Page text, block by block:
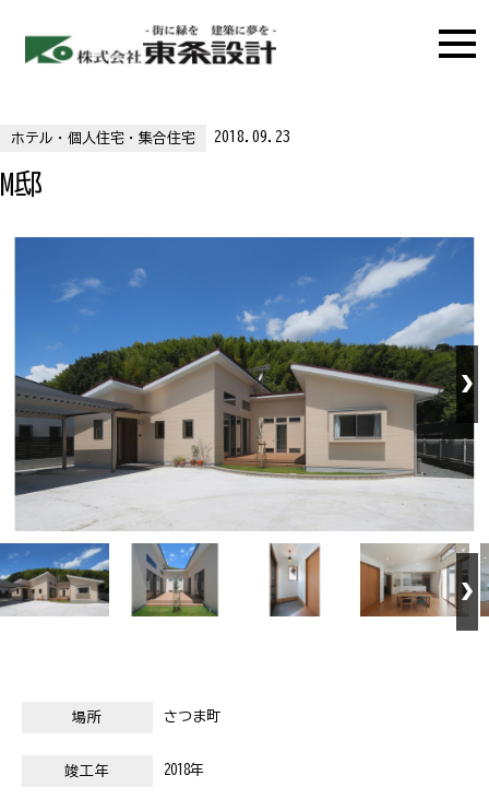
ホテル・個人住宅・集合住宅 2018.09.23
M邸
場所 さつま町
竣工年 2018年